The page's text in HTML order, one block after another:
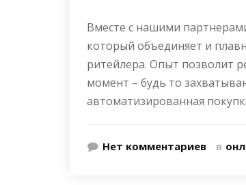
Вместе с нашими
который объединяет и
ритейлера. Опыт позволит
момент – будь то
автоматизированная
Нет комментариев в